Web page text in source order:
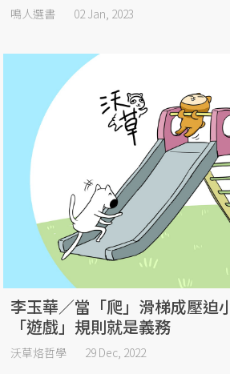
鳴人選書 02 Jan, 2023
李玉華／當「爬」滑梯成壓迫
「遊戲」規則就是義務
沃草烙哲學 29 Dec, 2022